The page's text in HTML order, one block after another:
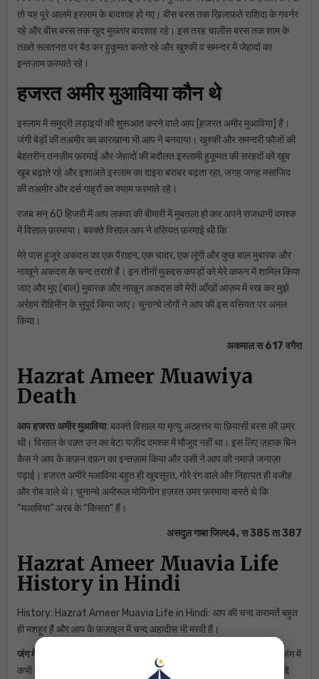
तो यह पूरे आलमे इस्लाम के बादशाह हो गए। बीस बरस तक ख़िलाफ़ते राशिदा के गवर्नर
रहे और बीस बरस तक खुद मुख्तार बादशाह रहे। इस तरह चालीस बरस तक शाम के
तख़्ते सलतनत पर बैठ कर हुकूमत करते रहे और खुश्की व समन्दर में जेहादों का
इन्तज़ाम फ़रमाते रहे।
हजरत अमीर मुआविया कौन थे
इस्लाम में समुद्री लड़ाइयों की शुरूआत करने वाले आप [हजरत अमीर मुआविया] हैं।
जंगी बेड़ों की तअमीर का कारखाना भी आप ने बनवाया। खुश्की और समन्दरी फौजों की
बेहतरीन तनज़ीम फ़रमाई और जेहादों की बदौलत इस्लामी हुकूमत की सरहदों को खूब
खूब बढ़ाते रहे और इशाअते इस्लाम का दाइरा बराबर बढ़ता रहा, जगह जगह मसाजिद
की तअमीर और दर्स गाह्रों का क्याम फरमाते रहे।
रजब सन् 60 हिजरी में आप लकवा की बीमारी में मुबतला हो कर अपने राजधानी दमश्क
में विसाल फ़रमाया। बवक्ते विसाल आप ने वसियत फ़रमाई थी कि
मेरे पास हुजूरे अकदस का एक पैराहन, एक चादर, एक लूंगी और कुछ बाल मुबारक और
नाखूने अकदस के चन्द तराशे हैं। इन तीनों मुकद्दस कपड़ों को मेरे कफन में शामिल किया
जाए और मुए (बाल) मुबारक और नाखून अकदस को मेरी आँखों आज़म में रख कर मुझे
अर्रहम रीहिमीन के सुपुर्द किया जाए। चुनान्चे लोगों ने आप की इस वसियत पर अमल
किया।
अकमाल स 617 वगैरा
Hazrat Ameer Muawiya
Death
आप हजरत अमीर मुआविया: बवक्ते विसाल या मृत्यु अठहत्तर या छियासी बरस की उम्र
थी। विसाल के वक़्त उन का बेटा यज़ीद दमश्क में मौजूद नहीं था। इस लिए ज़हाक बिन
कैस ने आप के कफ़न दफ़न का इन्तज़ाम किया और उसी ने आप की नमाज़े जनाज़ा
पढ़ाई। हज़रत अमीरे मआविया बहुत ही खूबसूरत, गोरे रंग वाले और निहायत ही वजीह
और रोब वाले थे। चुनान्चे अमीरूल मोमिनीन हज़रत उमर फ़रमाया करते थे कि
“मआविया” अरब के “किसरा” हैं।
असदुल गाबा जिल्द4, स 385 ता 387
Hazrat Ameer Muavia Life
History in Hindi
History: Hazrat Ameer Muavia Life in Hindi: आप की चन्द करामतें बहुत
ही मशहूर हैं और आप के फ़ज़ाइल में चन्द अहादीस भी मरवी हैं।
जंग में कभी मग़लूब (हारे) नहीं हुऐ
: उन की एक मशहूर करामत यह है कि कुश्ती या जंग में
कभी भी और कहीं भी और किसी शख्स से भी मगलूब नहीं हुए बल्कि हमेशा ही अपने मद्दे